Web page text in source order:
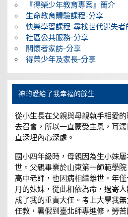
『得榮少年教育專案』簡介
生命教育體驗課程-分享
快樂學習課程-尋找世代迷失者
社區公共服務-分享
關懷者家訪-分享
得榮少年及家長-分享
神的愛給了我幸福的餘生
從小生長在父親與母親執手相愛
去召會，所以一直蒙受主恩，耳
直深埋內心深處。
國小四年級時，母親因為生小妹
世。父親畢業於山東第一師範學
高中老師，也因病相繼離世。年
月的妹妹，從此相依為命，過寄
成了我的重責大任。考上大學我
任教，暑假到臺北師專進修，勞苦